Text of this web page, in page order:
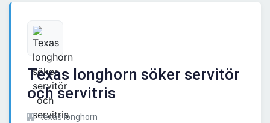
Texas longhorn söker servitör
och servitris
texas longhorn